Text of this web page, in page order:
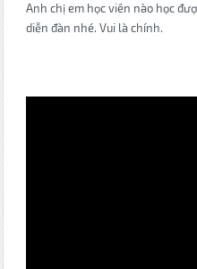
Anh chị em học viên nào học
diễn đàn nhé. Vui là chính.